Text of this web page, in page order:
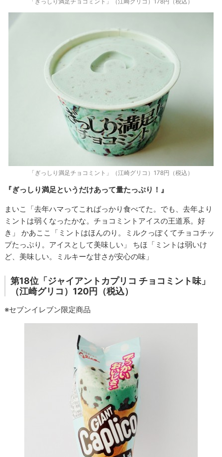
「ぎっしり満足チョコミント」（江崎グリコ）178円（税込）
『ぎっしり満足というだけあって量たっぷり！』
まいこ「去年ハマってこればっかり食べてた。でも、去年より
ミントは弱くなったかな。チョコミントアイスの王道系。好
き」 かあここ「ミントはほんのり。ミルクっぽくてチョコチッ
プたっぷり。アイスとして美味しい」 ちほ「ミントは弱いけ
ど、美味しい。ミルキーな甘さが安心の味」
第18位「ジャイアントカプリコ チョコミント味」
（江崎グリコ）120円（税込）
※セブンイレブン限定商品